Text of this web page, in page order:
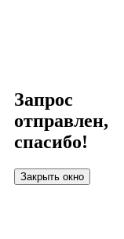
Запрос
отправлен,
спасибо!
Закрыть окно